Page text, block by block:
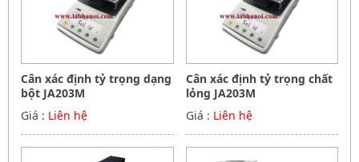
Cân xác định tỷ trọng dạng
bột JA203M
Giá : Liên hệ
Cân xác định tỷ trọng chất
lỏng JA203M
Giá : Liên hệ